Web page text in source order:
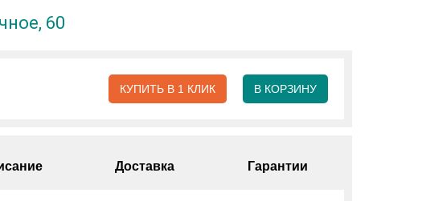
60
КУПИТЬ В 1 КЛИК В КОРЗИНУ
Доставка Гарантии